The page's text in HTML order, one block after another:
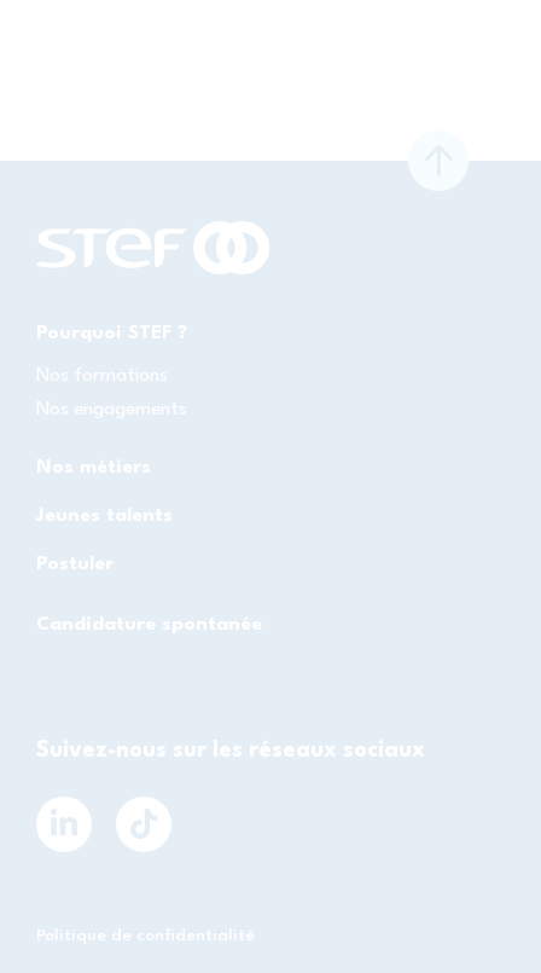
Pourquoi STEF ?
Nos formations
Nos engagements
Nos métiers
Jeunes talents
Postuler
Candidature spontanée
Politique de confidentialité
Suivez-nous sur les réseaux sociaux